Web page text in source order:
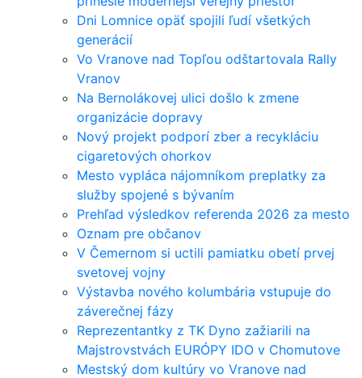
Dni Lomnice opäť spojili ľudí všetkých
generácií
Vo Vranove nad Topľou odštartovala Rally
Vranov
Na Bernolákovej ulici došlo k zmene
organizácie dopravy
Nový projekt podporí zber a recykláciu
cigaretových ohorkov
Mesto vypláca nájomníkom preplatky za
služby spojené s bývaním
Prehľad výsledkov referenda 2026 za mesto
Oznam pre občanov
V Čemernom si uctili pamiatku obetí prvej
svetovej vojny
Výstavba nového kolumbária vstupuje do
záverečnej fázy
Reprezentantky z TK Dyno zažiarili na
Majstrovstvách EURÓPY IDO v Chomutove
Mestský dom kultúry vo Vranove nad